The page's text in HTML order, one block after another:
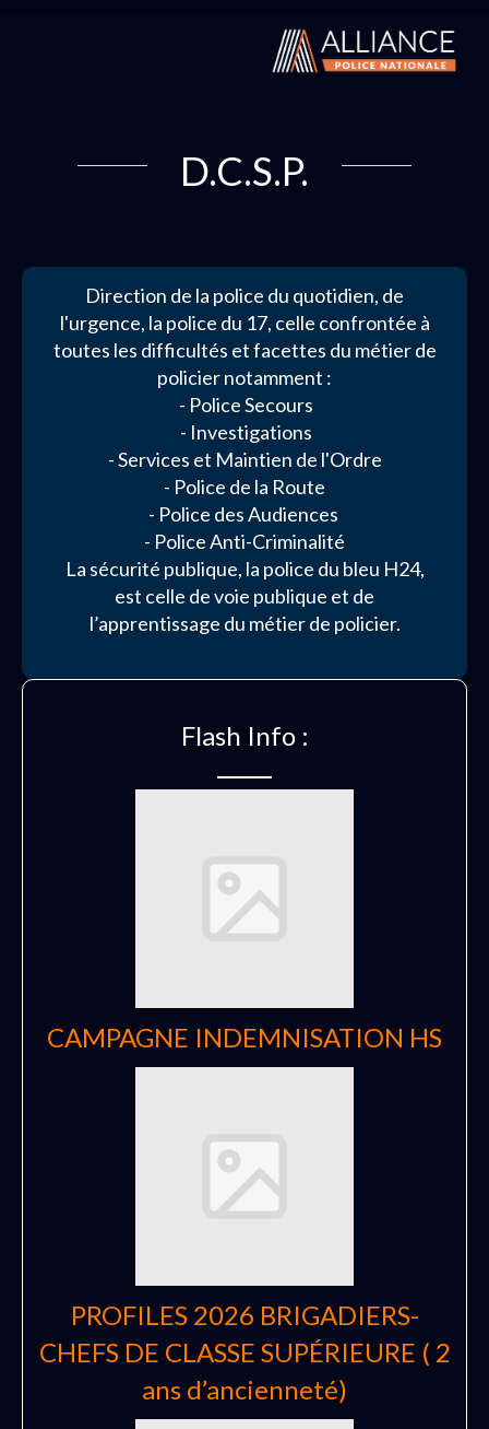
D.C.S.P.
Direction de la police du quotidien, de
l'urgence, la police du 17, celle confrontée à
toutes les difficultés et facettes du métier de
policier notamment :
- Police Secours
- Investigations
- Services et Maintien de l'Ordre
- Police de la Route
- Police des Audiences
- Police Anti-Criminalité
La sécurité publique, la police du bleu H24,
est celle de voie publique et de
l’apprentissage du métier de policier.
Flash Info :
CAMPAGNE INDEMNISATION HS
PROFILES 2026 BRIGADIERS-
CHEFS DE CLASSE SUPÉRIEURE ( 2
ans d’ancienneté)